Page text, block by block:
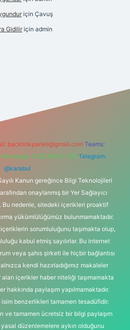
için Çavuş
Gidilir için admin
backlinkpaneli@gmail.com Teams:
Whatsapp: 0262 606 0 726 Telegram:
@karabul
Kanun gereğince Bilgi Teknolojileri
onaylanmış bir Yer Sağlayıcı
nedenle, sitedeki içerikleri proaktif
yükümlülüğümüz bulunmamaktadır.
sorumluluğunu taşımakta olup,
kabul etmiş sayılırlar. Bu internet
veya şahıs şirketi ile hiçbir bağlantısı
kendi hazırladığımız makaleler
alan içerikler haber niteliği taşımamakta
hakkında paylaşım yapılmamaktadır.
benzerlikleri tamamen tesadüfidir.
ve tamamen ücretsiz bir bilgi paylaşım
düzenlemelere aykırı olduğunu